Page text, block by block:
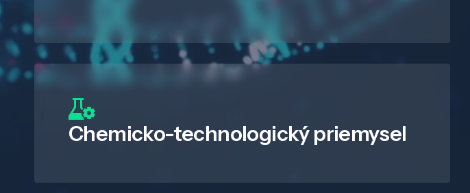
Chemicko-technologický priemysel